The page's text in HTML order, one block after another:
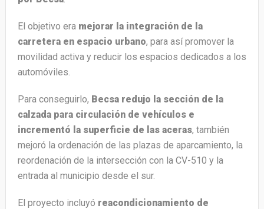
El objetivo era mejorar la integración de la
carretera en espacio urbano, para así promover la
movilidad activa y reducir los espacios dedicados a los
automóviles.
Para conseguirlo, Becsa redujo la sección de la
calzada para circulación de vehículos e
incrementó la superficie de las aceras, también
mejoró la ordenación de las plazas de aparcamiento, la
reordenación de la intersección con la CV-510 y la
entrada al municipio desde el sur.
El proyecto incluyó reacondicionamiento de